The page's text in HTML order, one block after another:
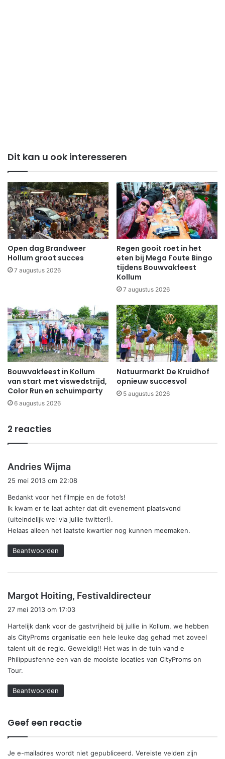
Dit kan u ook interesseren
Open dag Brandweer
Hollum groot succes
7 augustus 2026
Regen gooit roet in het
eten bij Mega Foute Bingo
tijdens Bouwvakfeest
Kollum
7 augustus 2026
Bouwvakfeest in Kollum
van start met viswedstrijd,
Color Run en schuimparty
6 augustus 2026
Natuurmarkt De Kruidhof
opnieuw succesvol
5 augustus 2026
2 reacties
Andries Wijma
r
e
e
f
25 mei 2013 om 22:08
Bedankt voor het filmpje en de foto’s!
Ik kwam er te laat achter dat dit evenement plaatsvond
(uiteindelijk wel via jullie twitter!).
Helaas alleen het laatste kwartier nog kunnen meemaken.
Beantwoorden
Margot Hoiting, Festivaldirecteur
r
e
e
f
27 mei 2013 om 17:03
Hartelijk dank voor de gastvrijheid bij jullie in Kollum, we hebben
als CityProms organisatie een hele leuke dag gehad met zoveel
talent uit de regio. Geweldig!! Het was in de tuin vand e
Philippusfenne een van de mooiste locaties van CityProms on
Tour.
Beantwoorden
Geef een reactie
Je e-mailadres wordt niet gepubliceerd. Vereiste velden zijn